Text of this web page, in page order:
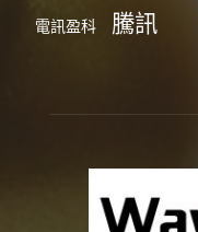
電訊盈科 騰訊